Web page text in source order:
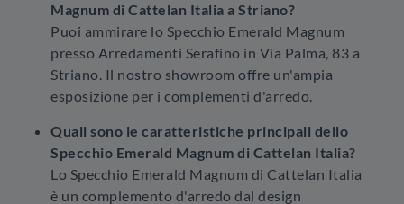
Magnum di Cattelan Italia a Striano?
Puoi ammirare lo Specchio Emerald Magnum
presso Arredamenti Serafino in Via Palma, 83 a
Striano. Il nostro showroom offre un'ampia
esposizione per i complementi d'arredo.
Quali sono le caratteristiche principali dello
Specchio Emerald Magnum di Cattelan Italia?
Lo Specchio Emerald Magnum di Cattelan Italia
è un complemento d'arredo dal design